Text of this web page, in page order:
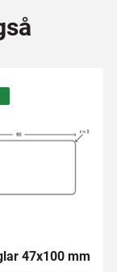
47x100 mm